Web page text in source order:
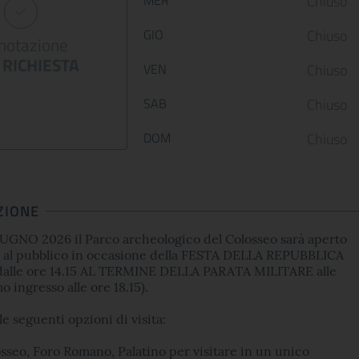
GIO
VEN
SAB
DOM
2026 il Parco archeologico del Colosseo sarà aperto
pubblico in occasione della FESTA DELLA REPUBBLICA
ore 14.15 AL TERMINE DELLA PARATA MILITARE alle
ingresso alle ore 18.15).
seguenti opzioni di visita:
Foro Romano, Palatino per visitare in un unico
Le Scuderie del Quirinale
1937-1947. Capolavori salvati dalla